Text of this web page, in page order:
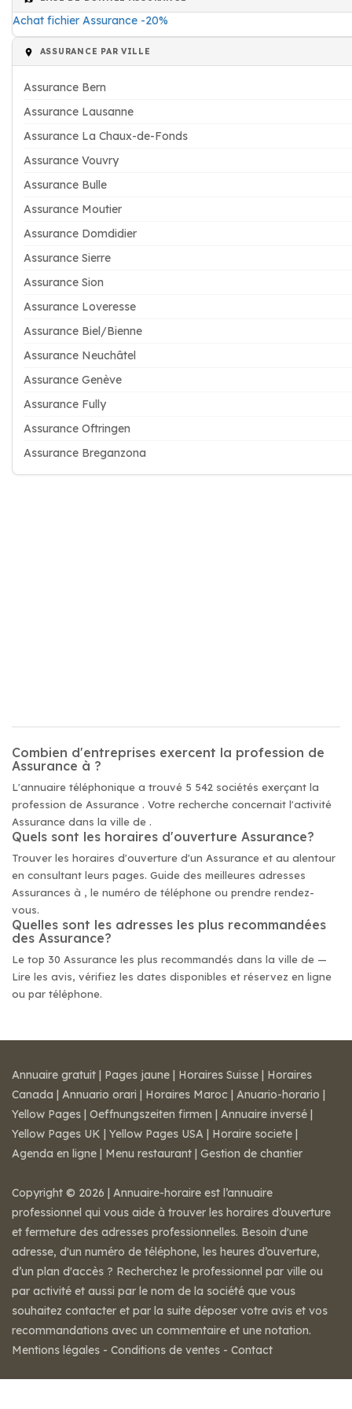
Achat fichier Assurance -20%
ASSURANCE PAR VILLE
Assurance Bern
Assurance Lausanne
Assurance La Chaux-de-Fonds
Assurance Vouvry
Assurance Bulle
Assurance Moutier
Assurance Domdidier
Assurance Sierre
Assurance Sion
Assurance Loveresse
Assurance Biel/Bienne
Assurance Neuchâtel
Assurance Genève
Assurance Fully
Assurance Oftringen
Assurance Breganzona
Combien d'entreprises exercent la profession de
Assurance à ?
L'annuaire téléphonique a trouvé 5 542 sociétés exerçant la
profession de Assurance . Votre recherche concernait l'activité
Assurance dans la ville de .
Quels sont les horaires d'ouverture Assurance?
Trouver les horaires d'ouverture d'un Assurance et au alentour
en consultant leurs pages. Guide des meilleures adresses
Assurances à , le numéro de téléphone ou prendre rendez-
vous.
Quelles sont les adresses les plus recommandées
des Assurance?
Le top 30 Assurance les plus recommandés dans la ville de —
Lire les avis, vérifiez les dates disponibles et réservez en ligne
ou par téléphone.
Annuaire gratuit | Pages jaune | Horaires Suisse | Horaires
Canada | Annuario orari | Horaires Maroc | Anuario-horario |
Yellow Pages | Oeffnungszeiten firmen | Annuaire inversé |
Yellow Pages UK | Yellow Pages USA | Horaire societe |
Agenda en ligne | Menu restaurant | Gestion de chantier
Copyright © 2026 | Annuaire-horaire est l’annuaire
professionnel qui vous aide à trouver les horaires d’ouverture
et fermeture des adresses professionnelles. Besoin d'une
adresse, d'un numéro de téléphone, les heures d’ouverture,
d’un plan d'accès ? Recherchez le professionnel par ville ou
par activité et aussi par le nom de la société que vous
souhaitez contacter et par la suite déposer votre avis et vos
recommandations avec un commentaire et une notation.
Mentions légales - Conditions de ventes - Contact